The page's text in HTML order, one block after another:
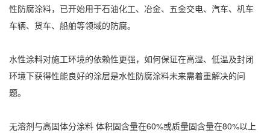
性防腐涂料，已开始用于石油化工、冶金、五金交电、汽车、机车
车辆、货车、船舶等领域的防腐。
水性涂料对施工环境的依赖性更强，如何保证在高湿、低温及封闭
环境下获得性能良好的涂层是水性防腐涂料未来需着重解决的问
题。
无溶剂与高固体分涂料 体积固含量在60%或质量固含量在80%以上